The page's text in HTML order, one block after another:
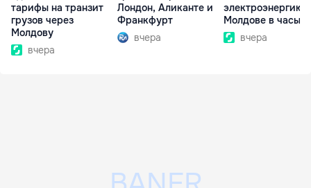
тарифы на транзит
грузов через
Молдову
вчера
Лондон, Аликанте и
Франкфурт
вчера
электроэнергию
Молдове в часы
вчера